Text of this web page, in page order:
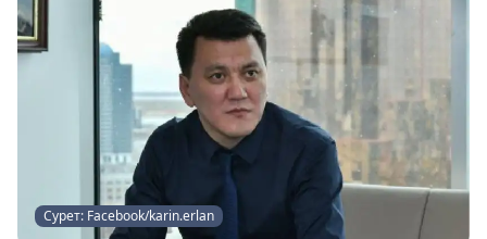
Сурет: Facebook/karin.erlan